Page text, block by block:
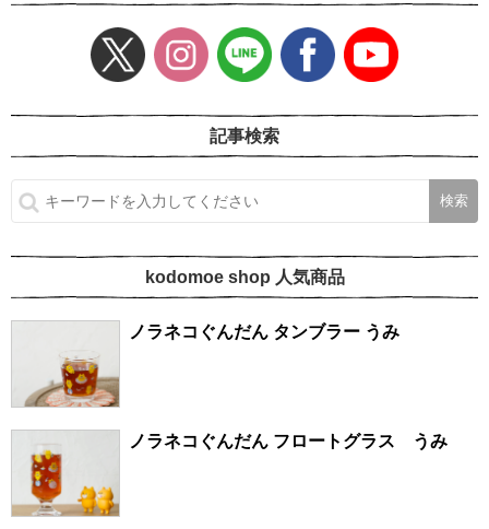
記事検索
kodomoe shop 人気商品
ノラネコぐんだん タンブラー うみ
ノラネコぐんだん フロートグラス うみ